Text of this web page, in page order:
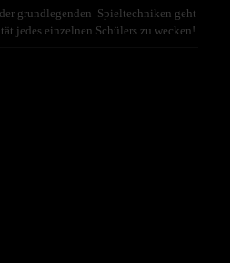
grundlegenden Spieltechniken geht
jedes einzelnen Schülers zu wecken!